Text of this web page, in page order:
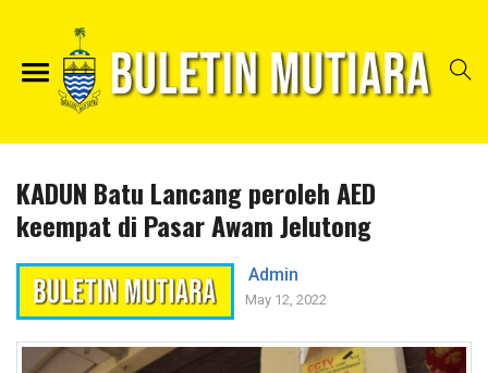
KADUN Batu Lancang peroleh AED
keempat di Pasar Awam Jelutong
Admin
May 12, 2022